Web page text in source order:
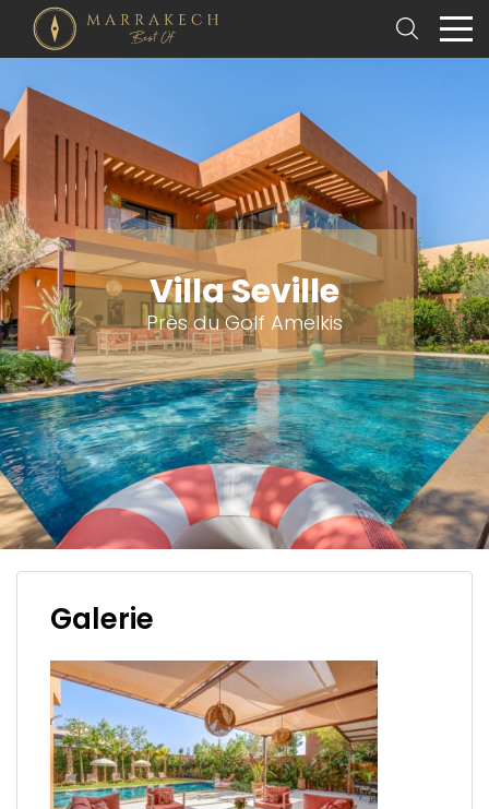
Villa Seville
Près du Golf Amelkis
Galerie